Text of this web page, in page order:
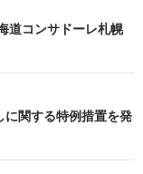
道コンサドーレ札幌
に関する特例措置を発